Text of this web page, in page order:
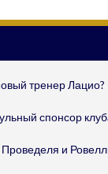
тренер Лацио?
спонсор
и